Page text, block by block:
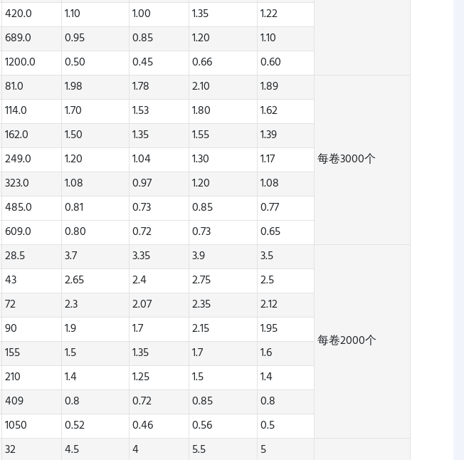
420.0 1.10 1.00 1.35
1.22
689.0 0.95 0.85 1.20
1.10
1200.0 0.50 0.45 0.66
0.60
81.0 1.98 1.78 2.10 1.89
每卷3000个
114.0 1.70 1.53 1.80
1.62
162.0 1.50 1.35 1.55
1.39
249.0 1.20 1.04 1.30
1.17
323.0 1.08 0.97 1.20
1.08
485.0 0.81 0.73 0.85
0.77
609.0 0.80 0.72 0.73
0.65
28.5 3.7 3.35 3.9 3.5
每卷2000个
43 2.65 2.4 2.75
2.5
72 2.3 2.07 2.35
2.12
90 1.9 1.7 2.15
1.95
155 1.5 1.35 1.7
1.6
210 1.4 1.25 1.5
1.4
409 0.8 0.72 0.85
0.8
1050 0.52 0.46 0.56
0.5
32 4.5 4 5.5 5